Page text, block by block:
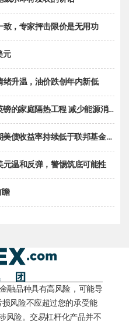
，专家抨击限价是无用功
元
升温，油价跌创年内新低
的家庭隔热工程 减少能源消耗
率持续低于联邦基金利率目标区间
温和反弹，警惕筑底可能性
瞻
融品种具有高风险，可能导
风险不应超过您的承受能
风险。交易杠杆化产品并不